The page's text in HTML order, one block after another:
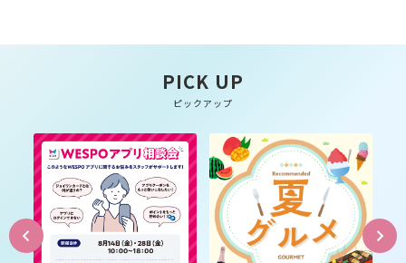
PICK UP
ピックアップ